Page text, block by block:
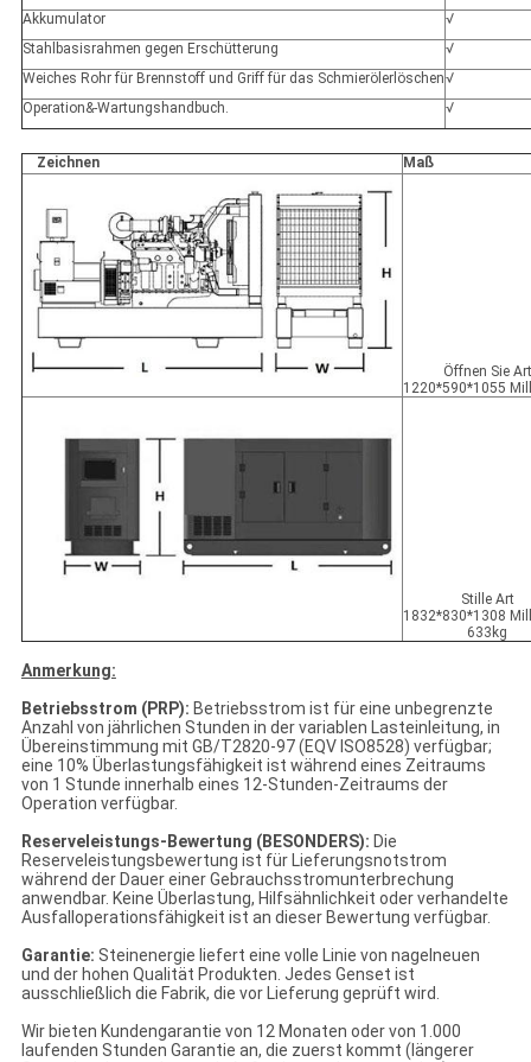
Akkumulator
√
Stahlbasisrahmen gegen Erschütterung
√
Weiches Rohr für Brennstoff und Griff für das Schmierölerlöschen√
Operation&-Wartungshandbuch.
√
Zeichnen Maß
Öffnen Sie Art
1220*590*1055
Stille Art
1832*830*1308
633kg
Anmerkung:
Betriebsstrom (PRP): Betriebsstrom ist für eine unbegrenzte
Anzahl von jährlichen Stunden in der variablen Lasteinleitung, in
Übereinstimmung mit GB/T2820-97 (EQV ISO8528) verfügbar;
eine 10% Überlastungsfähigkeit ist während eines Zeitraums
von 1 Stunde innerhalb eines 12-Stunden-Zeitraums der
Operation verfügbar.
Reserveleistungs-Bewertung (BESONDERS): Die
Reserveleistungsbewertung ist für Lieferungsnotstrom
während der Dauer einer Gebrauchsstromunterbrechung
anwendbar. Keine Überlastung, Hilfsähnlichkeit oder verhandelte
Ausfalloperationsfähigkeit ist an dieser Bewertung verfügbar.
Garantie: Steinenergie liefert eine volle Linie von nagelneuen
und der hohen Qualität Produkten. Jedes Genset ist
ausschließlich die Fabrik, die vor Lieferung geprüft wird.
Wir bieten Kundengarantie von 12 Monaten oder von 1.000
laufenden Stunden Garantie an, die zuerst kommt (längerer